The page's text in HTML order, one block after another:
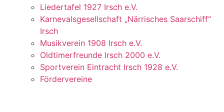
Liedertafel 1927 Irsch e.V.
Karnevalsgesellschaft „Närrisches Saarschiff“
Irsch
Musikverein 1908 Irsch e.V.
Oldtimerfreunde Irsch 2000 e.V.
Sportverein Eintracht Irsch 1928 e.V.
Fördervereine